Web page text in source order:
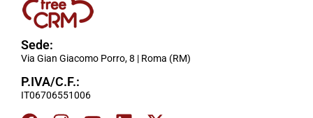
Sede:
Via Gian Giacomo Porro, 8 | Roma (RM)
P.IVA/C.F.:
IT06706551006